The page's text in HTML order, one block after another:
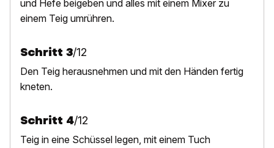
und Hefe beigeben und alles mit einem Mixer zu
einem Teig umrühren.
Schritt 3/12
Den Teig herausnehmen und mit den Händen fertig
kneten.
Schritt 4/12
Teig in eine Schüssel legen, mit einem Tuch